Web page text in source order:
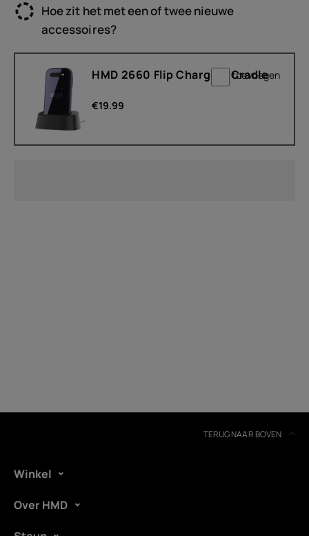
Hoe zit het met een of twee nieuwe
accessoires?
HMD 2660 Flip Charging Cradle
toevoegen
€19.99
TERUG NAAR BOVEN
Winkel
Over HMD